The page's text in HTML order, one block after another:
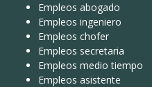
Empleos abogado
Empleos ingeniero
Empleos chofer
Empleos secretaria
Empleos medio tiempo
Empleos asistente